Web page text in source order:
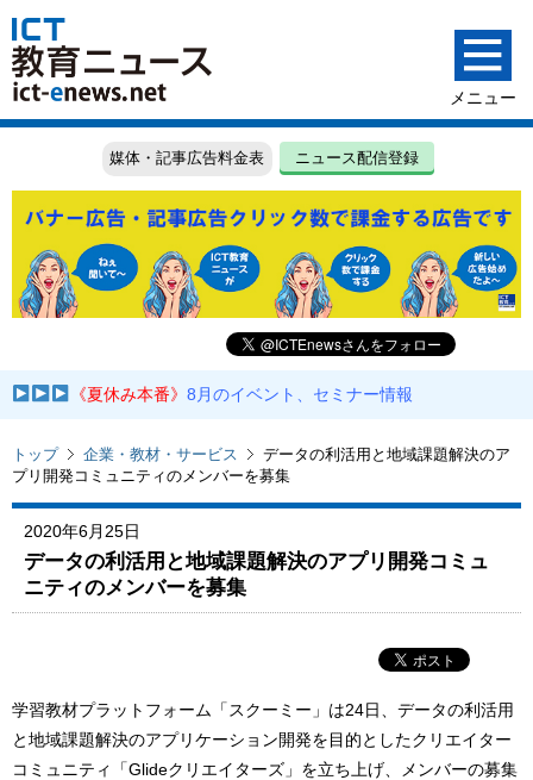
媒体・記事広告料金表 ニュース配信登録
《夏休み本番》8月のイベント、セミナー情報
トップ 企業・教材・サービス
データの利活用と地域課題解決のア
プリ開発コミュニティのメンバーを募集
2020年6月25日
データの利活用と地域課題解決のアプリ開発コミュ
ニティのメンバーを募集
学習教材プラットフォーム「スクーミー」は24日、データの利活用
と地域課題解決のアプリケーション開発を目的としたクリエイター
コミュニティ「Glideクリエイターズ」を立ち上げ、メンバーの募集